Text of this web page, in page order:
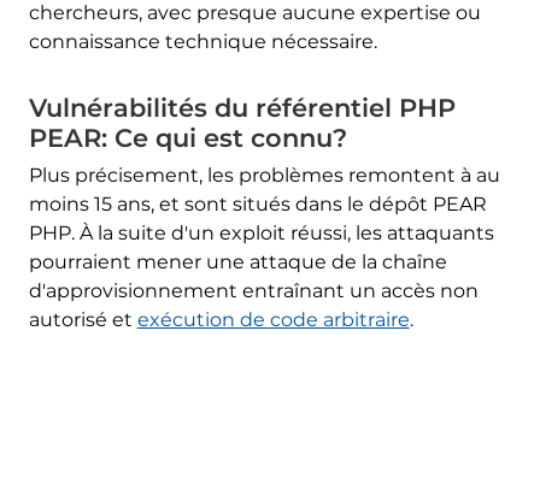
chercheurs, avec presque aucune expertise ou
connaissance technique nécessaire.
Vulnérabilités du référentiel PHP
PEAR: Ce qui est connu?
Plus précisement, les problèmes remontent à au
moins 15 ans, et sont situés dans le dépôt PEAR
PHP. À la suite d'un exploit réussi, les attaquants
pourraient mener une attaque de la chaîne
d'approvisionnement entraînant un accès non
autorisé et exécution de code arbitraire.